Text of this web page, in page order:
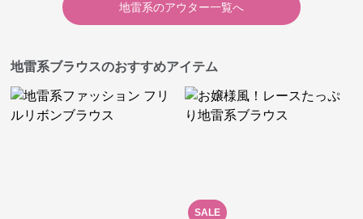
地雷系のアウター一覧へ
地雷系ブラウスのおすすめアイテム
SALE